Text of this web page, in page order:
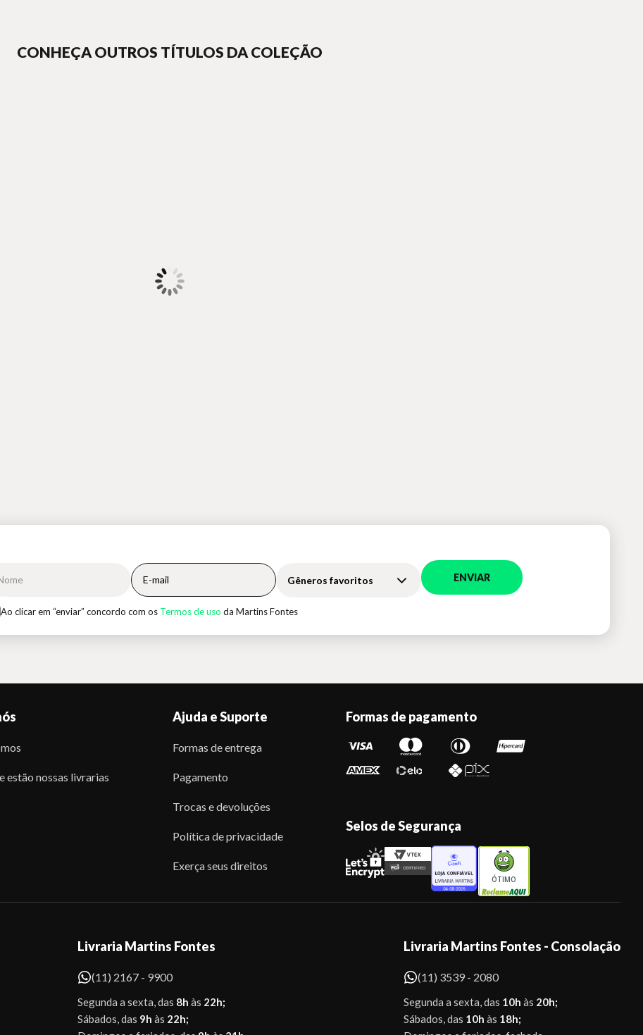
CONHEÇA OUTROS TÍTULOS DA COLEÇÃO
Gêneros favoritos ENVIAR
Ao clicar em “enviar” concordo com os Termos de uso da Martins Fontes
estão nossas livrarias
Ajuda e Suporte
Formas de entrega
Pagamento
Trocas e devoluções
Política de privacidade
Exerça seus direitos
Formas de pagamento
Selos de Segurança
ÓTIMO
Livraria Martins Fontes
(11) 2167 - 9900
Segunda a sexta, das 8h às 22h;
Sábados, das 9h às 22h;
Livraria Martins Fontes - Consolação
(11) 3539 - 2080
Segunda a sexta, das 10h às 20h;
Sábados, das 10h às 18h;